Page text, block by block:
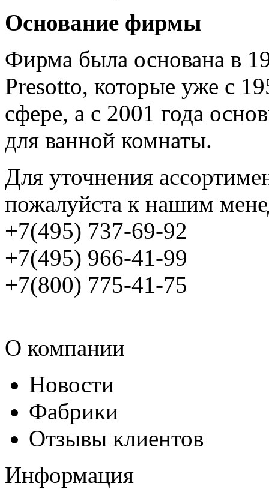
Основание фирмы
Фирма была основана в
Presotto, которые уже с
сфере, а с 2001 года
для ванной комнаты.
Для уточнения
пожалуйста к нашим
+7(495) 737-69-92
+7(495) 966-41-99
+7(800) 775-41-75
О компании
Новости
Фабрики
Отзывы клиентов
Информация